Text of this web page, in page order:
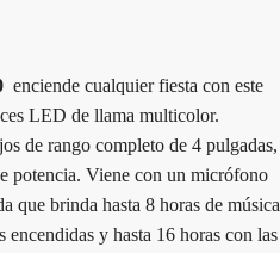
enciende cualquier fiesta con este
LED de llama multicolor.
de rango completo de 4 pulgadas,
potencia. Viene con un micrófono
que brinda hasta 8 horas de música
y hasta 16 horas con las